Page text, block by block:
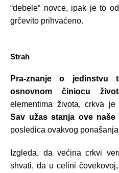
“debele“ novce, ipak je to
grčevito prihvaćeno.
Strah
Pra-znanje o
osnovnom činiocu
elementima života, crkva
Sav užas stanja ove naše
posledica ovakvog
Izgleda, da većina crkvi
shvati, da u celini